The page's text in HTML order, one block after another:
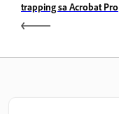
trapping sa Acrobat Pro